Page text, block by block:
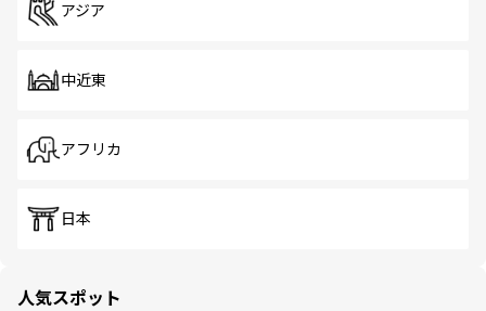
アジア
中近東
アフリカ
日本
人気スポット